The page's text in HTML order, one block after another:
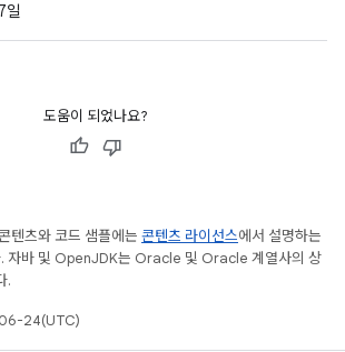
7일
도움이 되었나요?
텐츠와 코드 샘플에는 콘텐츠 라이선스에서 설명하는
. 자바 및 OpenJDK는 Oracle 및 Oracle 계열사의 상
.
24(UTC)